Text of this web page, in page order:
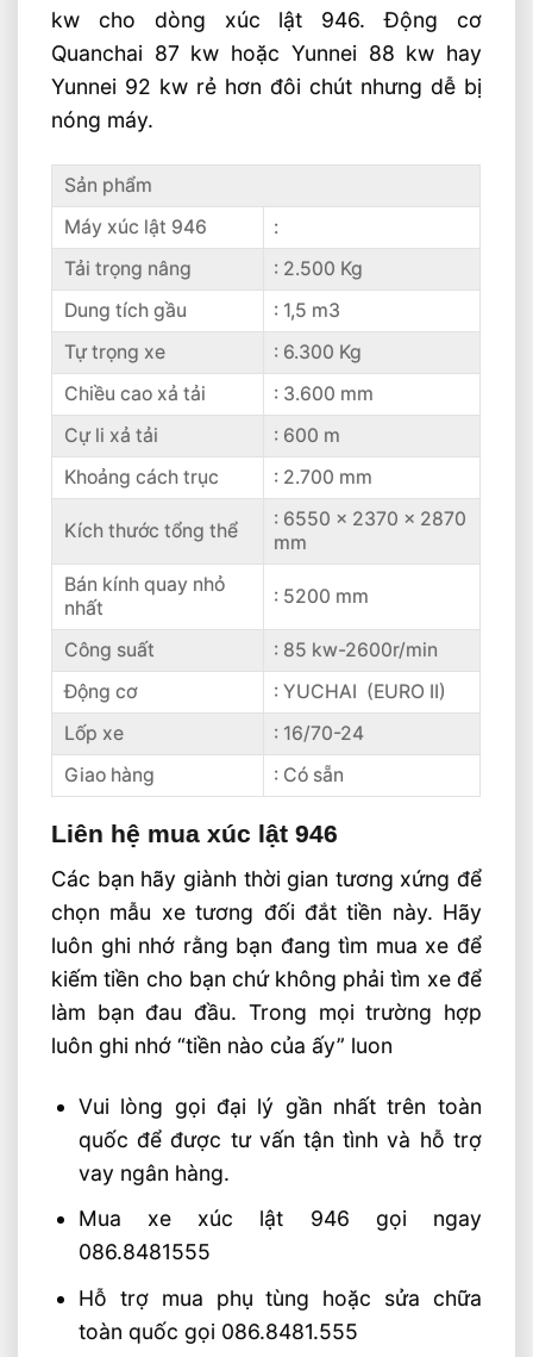
kw cho dòng xúc lật 946. Động cơ
Quanchai 87 kw hoặc Yunnei 88 kw hay
Yunnei 92 kw rẻ hơn đôi chút nhưng dễ bị
nóng máy.
Sản phẩm
Máy xúc lật 946
:
Tải trọng nâng
: 2.500 Kg
Dung tích gầu
: 1,5 m3
Tự trọng xe
: 6.300 Kg
Chiều cao xả tải
: 3.600 mm
Cự li xả tải
: 600 m
Khoảng cách trục
: 2.700 mm
Kích thước tổng thể
: 6550 x 2370 x 2870
mm
Bán kính quay nhỏ
nhất
: 5200 mm
Công suất
: 85 kw-2600r/min
Động cơ
: YUCHAI (EURO II)
Lốp xe
: 16/70-24
Giao hàng
: Có sẵn
Liên hệ mua xúc lật 946
Các bạn hãy giành thời gian tương xứng để
chọn mẫu xe tương đối đắt tiền này. Hãy
luôn ghi nhớ rằng bạn đang tìm mua xe để
kiếm tiền cho bạn chứ không phải tìm xe để
làm bạn đau đầu. Trong mọi trường hợp
luôn ghi nhớ “tiền nào của ấy” luon
Vui lòng gọi đại lý gần nhất trên toàn
quốc để được tư vấn tận tình và hỗ trợ
vay ngân hàng.
Mua xe xúc lật 946 gọi ngay
086.8481555
Hỗ trợ mua phụ tùng hoặc sửa chữa
toàn quốc gọi 086.8481.555